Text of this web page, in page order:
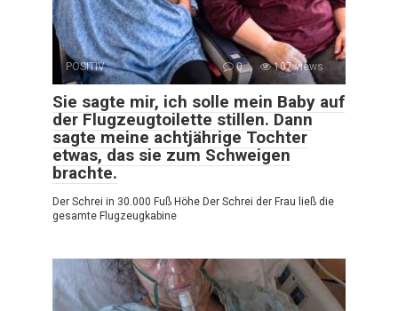
POSITIV 0 107 views
Sie sagte mir, ich solle mein Baby auf
der Flugzeugtoilette stillen. Dann
sagte meine achtjährige Tochter
etwas, das sie zum Schweigen
brachte.
Der Schrei in 30.000 Fuß Höhe Der Schrei der Frau ließ die
gesamte Flugzeugkabine